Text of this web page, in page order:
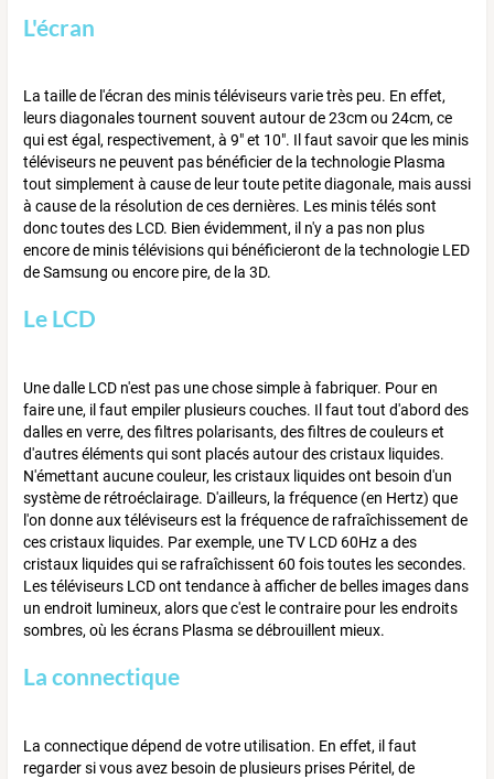
L'écran
La taille de l'écran des minis téléviseurs varie très peu. En effet,
leurs diagonales tournent souvent autour de 23cm ou 24cm, ce
qui est égal, respectivement, à 9" et 10". Il faut savoir que les minis
téléviseurs ne peuvent pas bénéficier de la technologie Plasma
tout simplement à cause de leur toute petite diagonale, mais aussi
à cause de la résolution de ces dernières. Les minis télés sont
donc toutes des LCD. Bien évidemment, il n'y a pas non plus
encore de minis télévisions qui bénéficieront de la technologie LED
de Samsung ou encore pire, de la 3D.
Le LCD
Une dalle LCD n'est pas une chose simple à fabriquer. Pour en
faire une, il faut empiler plusieurs couches. Il faut tout d'abord des
dalles en verre, des filtres polarisants, des filtres de couleurs et
d'autres éléments qui sont placés autour des cristaux liquides.
N'émettant aucune couleur, les cristaux liquides ont besoin d'un
système de rétroéclairage. D'ailleurs, la fréquence (en Hertz) que
l'on donne aux téléviseurs est la fréquence de rafraîchissement de
ces cristaux liquides. Par exemple, une TV LCD 60Hz a des
cristaux liquides qui se rafraîchissent 60 fois toutes les secondes.
Les téléviseurs LCD ont tendance à afficher de belles images dans
un endroit lumineux, alors que c'est le contraire pour les endroits
sombres, où les écrans Plasma se débrouillent mieux.
La connectique
La connectique dépend de votre utilisation. En effet, il faut
regarder si vous avez besoin de plusieurs prises Péritel, de